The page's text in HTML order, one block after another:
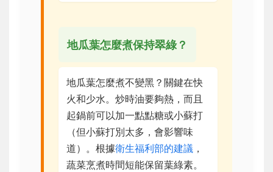
地瓜葉怎麼煮保持翠綠？
地瓜葉怎麼煮不變黑？關鍵在快
火和少水。炒時油要夠熱，而且
起鍋前可以加一點點糖或小蘇打
（但小蘇打別太多，會影響味
道）。根據衛生福利部的建議，
蔬菜烹煮時間短能保留葉綠素。